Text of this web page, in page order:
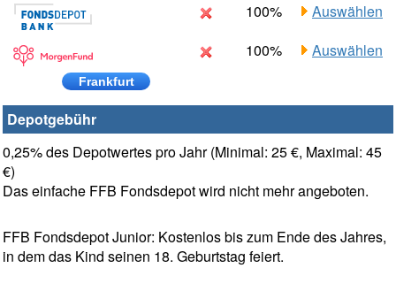
100%
Auswählen
Frankfurt
100% Auswählen
Depotgebühr
0,25% des Depotwertes pro Jahr (Minimal: 25 €, Maximal: 45
€)
Das einfache FFB Fondsdepot wird nicht mehr angeboten.
FFB Fondsdepot Junior: Kostenlos bis zum Ende des Jahres,
in dem das Kind seinen 18. Geburtstag feiert.